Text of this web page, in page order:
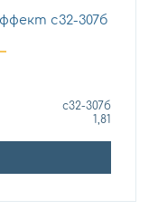
с32-307б
с32-307б
1,81